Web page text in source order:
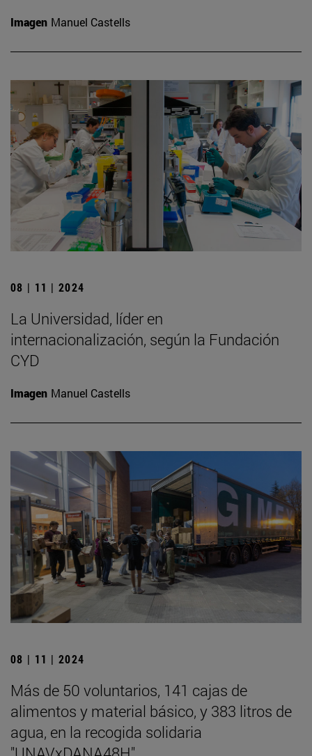
Imagen Manuel Castells
08 | 11 | 2024
La Universidad, líder en
internacionalización, según la Fundación
CYD
Imagen Manuel Castells
08 | 11 | 2024
Más de 50 voluntarios, 141 cajas de
alimentos y material básico, y 383 litros de
agua, en la recogida solidaria